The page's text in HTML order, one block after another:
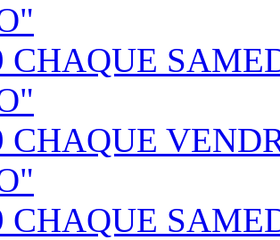
CHAQUE
CHAQUE
CHAQUE